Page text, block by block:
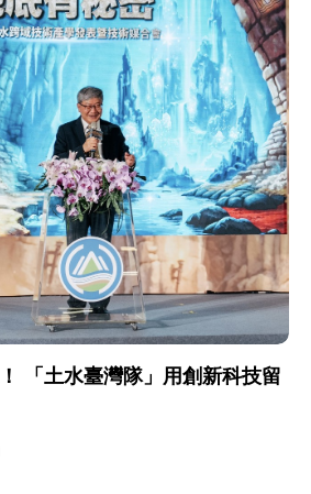
「土水臺灣隊」用創新科技留